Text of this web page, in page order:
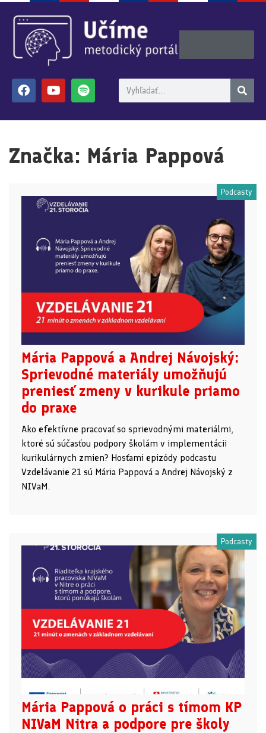
Značka: Mária Pappová
Podcasty
Mária Pappová a Andrej Návojský:
Sprievodné materiály umožňujú
preniesť zmeny v kurikule priamo
do praxe
Ako efektívne pracovať so sprievodnými materiálmi,
ktoré sú súčasťou podpory školám v implementácii
kurikulárnych zmien? Hosťami epizódy podcastu
Vzdelávanie 21 sú Mária Pappová a Andrej Návojský z
NIVaM.
Podcasty
Mária Pappová o práci s tímom KP
NIVaM Nitra a podpore pre školy